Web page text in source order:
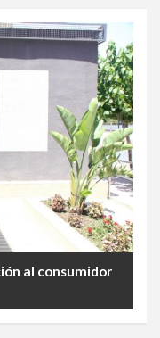
al consumidor